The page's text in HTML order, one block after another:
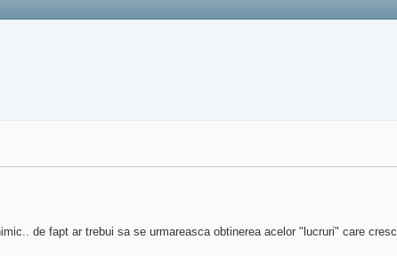
de fapt ar trebui sa se urmareasca obtinerea acelor "lucruri" care cresc